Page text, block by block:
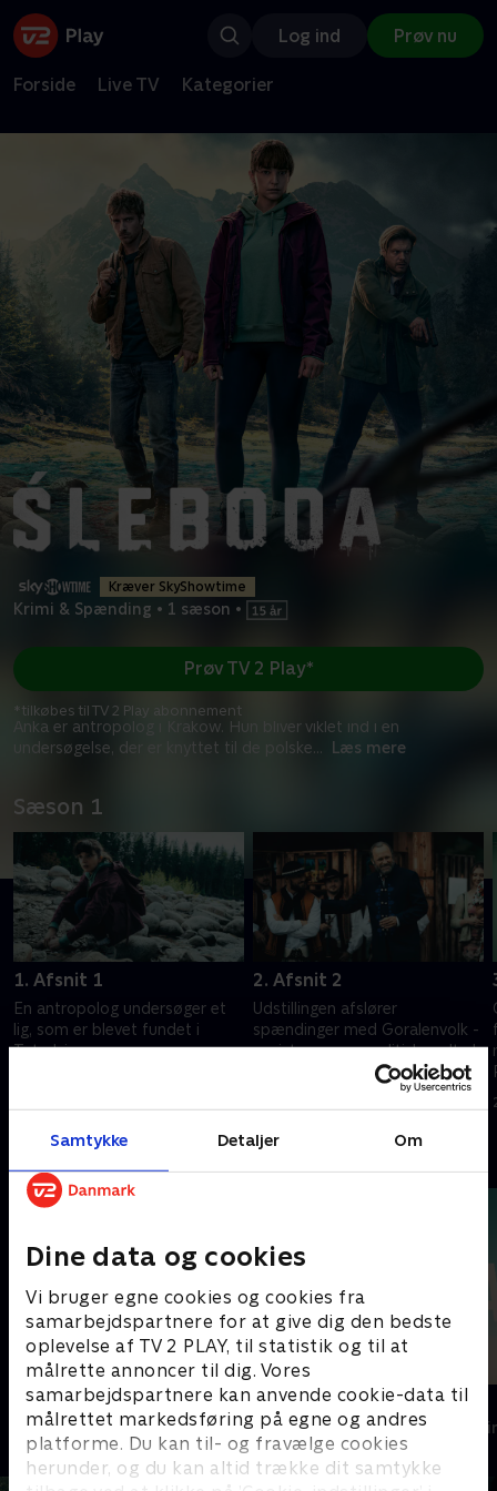
Samtykke Detaljer Om
Dine data og cookies
Vi bruger egne cookies og cookies fra
samarbejdspartnere for at give dig den bedste
oplevelse af TV 2 PLAY, til statistik og til at
målrette annoncer til dig. Vores
samarbejdspartnere kan anvende cookie-data til
målrettet markedsføring på egne og andres
platforme. Du kan til- og fravælge cookies
herunder, og du kan altid trække dit samtykke
Log ind Prøv nu
Forside Live TV Kategorier
Kræver SkyShowtime
Krimi & Spænding • 1 sæson •
Anka er antropolog i Krakow. Hun bliver viklet ind i en
undersøgelse, der er knyttet til de polske... Læs mere
Prøv TV 2 Play*
*tilkøbes til TV 2 Play abonnement
Sæson 1
1. Afsnit 1
En antropolog undersøger et
lig, som er blevet fundet i
Tatrabjergene
2. Afsnit 2
Udstillingen afslører
spændinger med Goralenvolk -
nazisternes geopolitiske udtryk
for Goral-højlandets
befolkning. Bastian har en
affære med Majka.
Andre så også
Top Dog
Krimi & Spænding • 1 sæsoner
The Au Pair
Krimi &